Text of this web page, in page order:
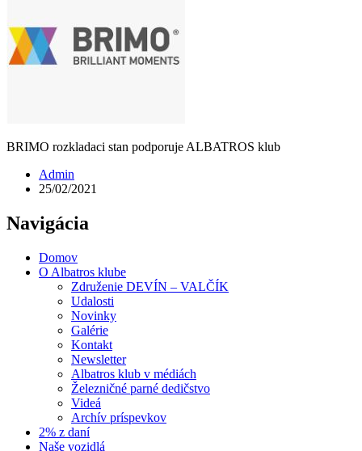
BRIMO rozkladaci stan podporuje ALBATROS klub
Admin
25/02/2021
Navigácia
Domov
O Albatros klube
Združenie DEVÍN – VALČÍK
Udalosti
Novinky
Galérie
Kontakt
Newsletter
Albatros klub v médiách
Železničné parné dedičstvo
Videá
Archív príspevkov
2% z daní
Naše vozidlá